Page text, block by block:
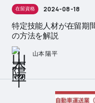
在留資格 2024-08-18
特定技能人材が在留期
の方法を解説
山本 陽平